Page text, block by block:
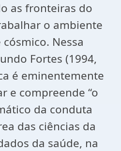
as fronteiras do
o ambiente
Nessa
Fortes (1994,
é eminentemente
e compreende “o
da conduta
das ciências da
da saúde, na